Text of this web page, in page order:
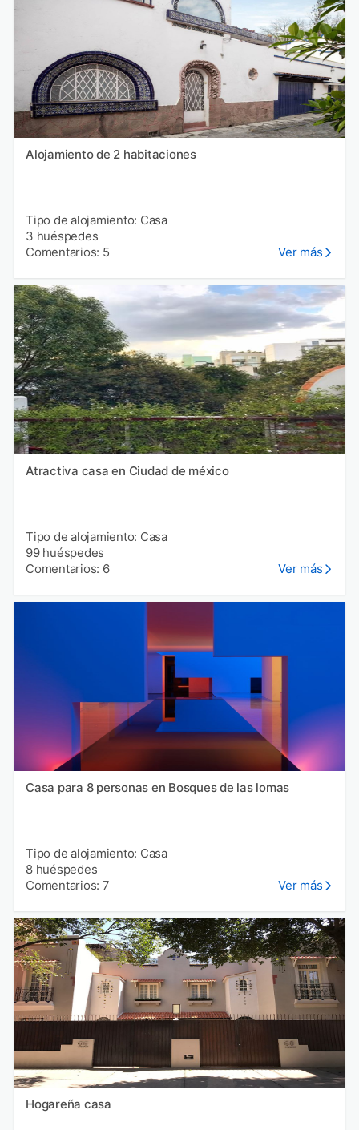
Alojamiento de 2 habitaciones
Tipo de alojamiento: Casa
3 huéspedes
Comentarios: 5
Ver más
Atractiva casa en Ciudad de méxico
Tipo de alojamiento: Casa
99 huéspedes
Comentarios: 6
Ver más
Casa para 8 personas en Bosques de las lomas
Tipo de alojamiento: Casa
8 huéspedes
Comentarios: 7
Ver más
Hogareña casa